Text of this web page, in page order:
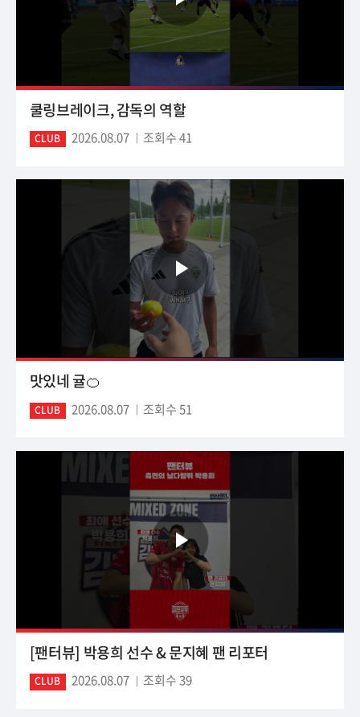
쿨링브레이크, 감독의 역할
CLUB 2026.08.07 조회수 41
맛있네 귤🍊
CLUB 2026.08.07 조회수 51
[팬터뷰] 박용희 선수 & 문지혜 팬 리포터
CLUB 2026.08.07 조회수 39